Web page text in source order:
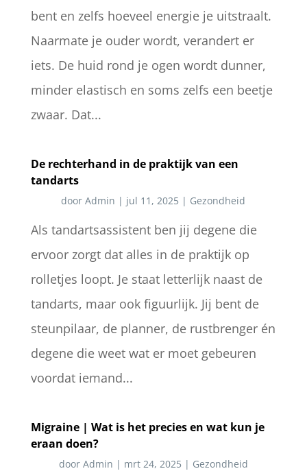
bent en zelfs hoeveel energie je uitstraalt.
Naarmate je ouder wordt, verandert er
iets. De huid rond je ogen wordt dunner,
minder elastisch en soms zelfs een beetje
zwaar. Dat...
De rechterhand in de praktijk van een
tandarts
doorAdmin | jul 11, 2025 | Gezondheid
Als tandartsassistent ben jij degene die
ervoor zorgt dat alles in de praktijk op
rolletjes loopt. Je staat letterlijk naast de
tandarts, maar ook figuurlijk. Jij bent de
steunpilaar, de planner, de rustbrenger én
degene die weet wat er moet gebeuren
voordat iemand...
Migraine | Wat is het precies en wat kun je
eraan doen?
door Admin | mrt 24, 2025 | Gezondheid